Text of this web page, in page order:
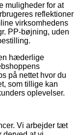
muligheder for at
reflektioner
virksomhedens
PP-bøjning, uden
hæderlige
på nettet hvor du
som tillige kan
oplevelser.
Vi arbejder tæt